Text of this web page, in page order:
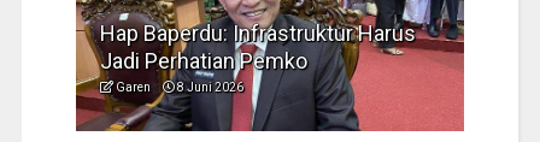
Hap Baperdu: Infrastruktur Harus
Jadi Perhatian Pemko
Garen 8 Juni 2026